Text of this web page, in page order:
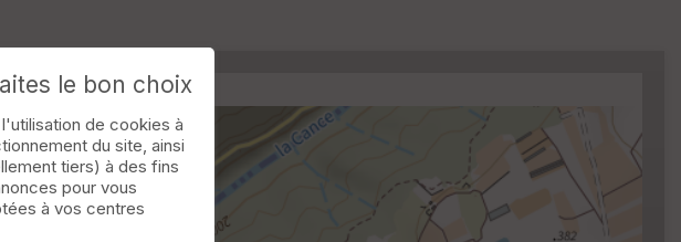
le bon choix
de cookies à
du site, ainsi
tiers) à des fins
pour vous
à vos centres